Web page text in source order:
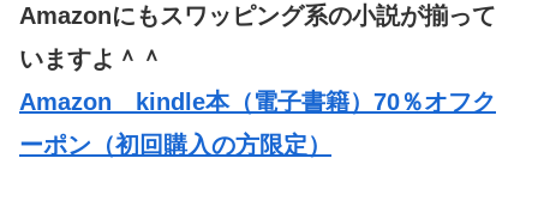
Amazonにもスワッピング系の小説が揃って
いますよ＾＾
Amazon kindle本（電子書籍）70％オフク
ーポン（初回購入の方限定）